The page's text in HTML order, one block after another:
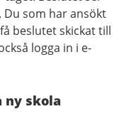
Du som har ansökt
beslutet skickat till
logga in i e-
ny skola